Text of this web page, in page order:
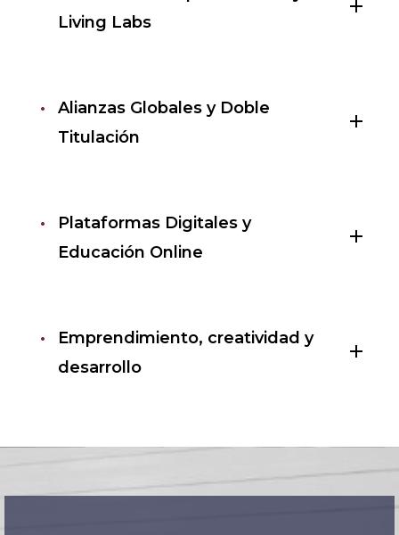
Living Labs
add
Alianzas Globales y Doble
Titulación
add
Plataformas Digitales y
Educación Online
add
Emprendimiento, creatividad y
desarrollo
add